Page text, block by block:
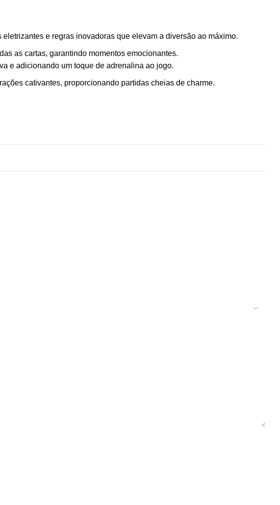
e regras inovadoras que elevam a diversão ao máximo.
as cartas, garantindo momentos emocionantes.
e adicionando um toque de adrenalina ao jogo.
cativantes, proporcionando partidas cheias de charme.